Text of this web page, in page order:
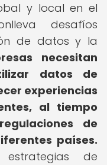
y local en el
desafíos
de datos y la
necesitan
datos de
experiencias
al tiempo
de
países.
de